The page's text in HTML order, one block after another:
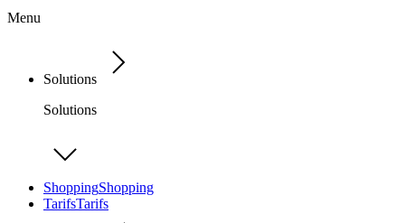
Menu
Solutions
Solutions
ShoppingShopping
TarifsTarifs